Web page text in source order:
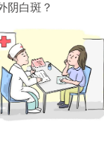
阴白斑？